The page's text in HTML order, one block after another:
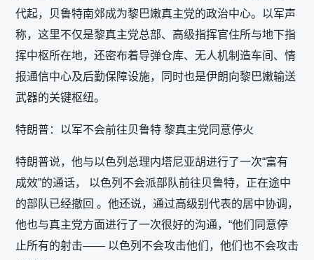
代起，贝鲁特南郊成为黎巴嫩真主党的政治中心。以军声
称，这里不仅是黎真主党总部、高级指挥官住所与地下指
挥中枢所在地，还密布着导弹仓库、无人机制造车间、情
报通信中心及后勤保障设施，同时也是伊朗向黎巴嫩输送
武器的关键枢纽。
特朗普：以军不会前往贝鲁特 黎真主党同意停火
特朗普说，他与以色列总理内塔尼亚胡进行了一次“富有
成效”的通话， 以色列不会派部队前往贝鲁特，正在途中
的部队已经撤回 。他还说，通过高级别代表的居中协调，
他也与真主党方面进行了一次很好的沟通，“他们同意停
止所有的射击—— 以色列不会攻击他们，他们也不会攻击